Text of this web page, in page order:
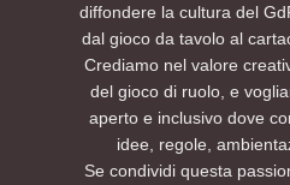
diffondere la cultura del
dal gioco da tavolo al
Crediamo nel valore
del gioco di ruolo, e
aperto e inclusivo dove
idee, regole,
Se condividi questa